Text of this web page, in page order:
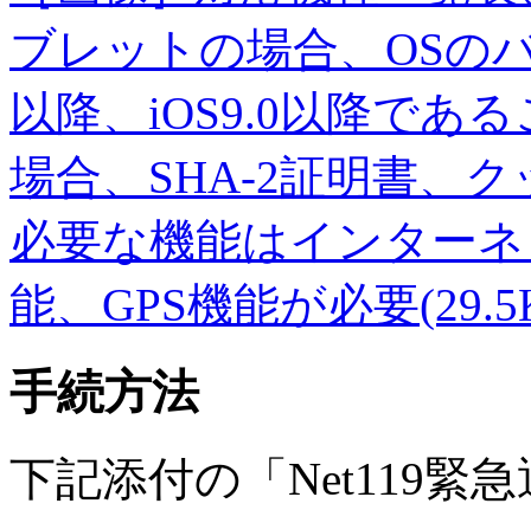
ブレットの場合、OSの
以降、iOS9.0以降であ
場合、SHA-2証明書、
必要な機能はインター
能、GPS機能が必要
手続方法
下記添付の「Net119緊